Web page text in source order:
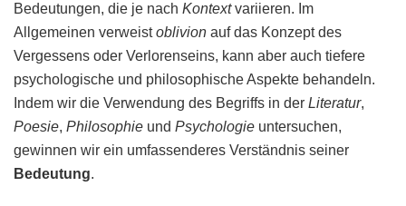
Bedeutungen, die je nach Kontextvariieren. Im
Allgemeinen verweistoblivion auf das Konzept des
Vergessens oder Verlorenseins, kann aber auch tiefere
psychologische und philosophische Aspekte behandeln.
Indem wir die Verwendung des Begriffs in der Literatur,
Poesie, Philosophie und Psychologie untersuchen,
gewinnen wir ein umfassenderes Verständnis seiner
Bedeutung.